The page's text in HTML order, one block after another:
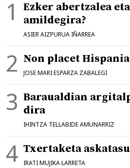
Ezker abertzalea
amildegira?
ASIER AIZPURUA IÑARREA
Non placet Hispania
JOSE MARI ESPARZA ZABALEGI
Baraualdian
dira
IHINTZA TELLABIDE AMUNARRIZ
Txertaketa
IRATI MUJIKA LARRETA